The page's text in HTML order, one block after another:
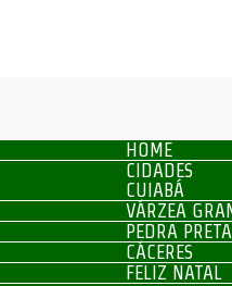
HOME
CIDADES
CUIABÁ
VÁRZEA
PEDRA PRETA
CÁCERES
FELIZ NATAL